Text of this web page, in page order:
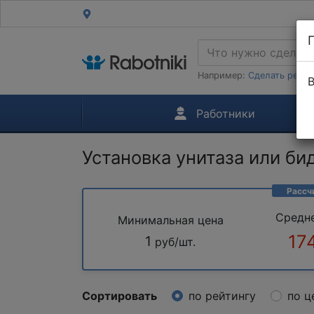
Например: Сделать
Работники
Установка унитаза или
Минимальная цена
1 руб/шт.
Сортировать по рейтингу по